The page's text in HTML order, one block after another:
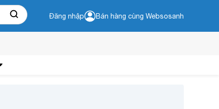
Đăng nhập Bán hàng cùng Websosanh